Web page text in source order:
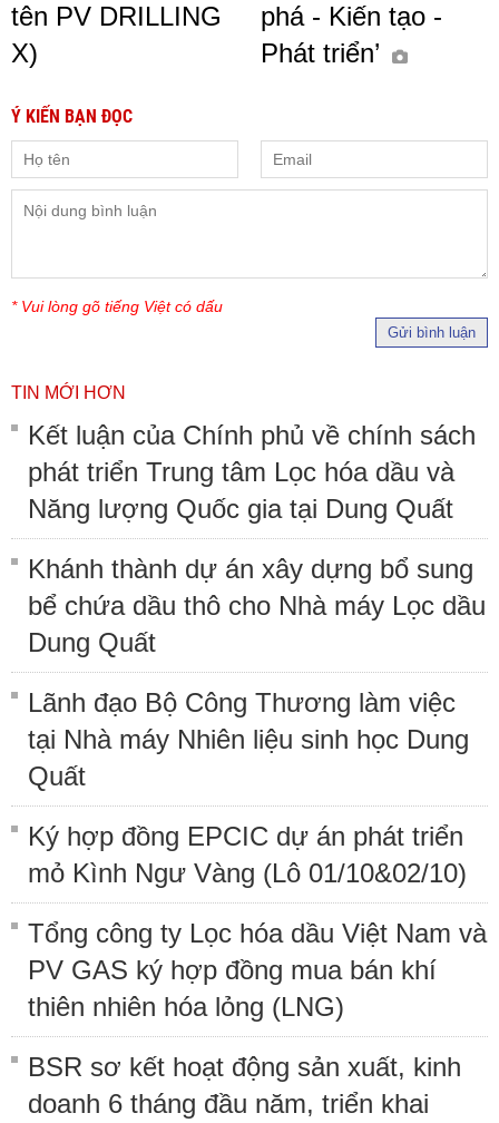
tên PV DRILLING
X)
phá - Kiến tạo -
Phát triển’
Ý KIẾN BẠN ĐỌC
* Vui lòng gõ tiếng Việt có dấu
Gửi bình luận
TIN MỚI HƠN
Kết luận của Chính phủ về chính sách
phát triển Trung tâm Lọc hóa dầu và
Năng lượng Quốc gia tại Dung Quất
Khánh thành dự án xây dựng bổ sung
bể chứa dầu thô cho Nhà máy Lọc dầu
Dung Quất
Lãnh đạo Bộ Công Thương làm việc
tại Nhà máy Nhiên liệu sinh học Dung
Quất
Ký hợp đồng EPCIC dự án phát triển
mỏ Kình Ngư Vàng (Lô 01/10&02/10)
Tổng công ty Lọc hóa dầu Việt Nam và
PV GAS ký hợp đồng mua bán khí
thiên nhiên hóa lỏng (LNG)
BSR sơ kết hoạt động sản xuất, kinh
doanh 6 tháng đầu năm, triển khai